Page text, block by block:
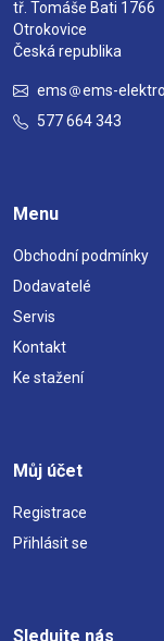
tř. Tomáše Bati 1766
Otrokovice
Česká republika
ems
ems-
577 664 343
Menu
Obchodní podmínky
Dodavatelé
Servis
Kontakt
Ke stažení
Můj účet
Registrace
Přihlásit se
Sledujte nás